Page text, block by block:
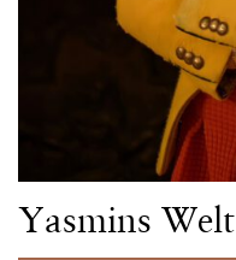
Yasmins Welt